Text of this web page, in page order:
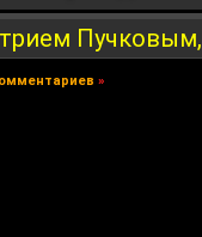
Пучковым,
»